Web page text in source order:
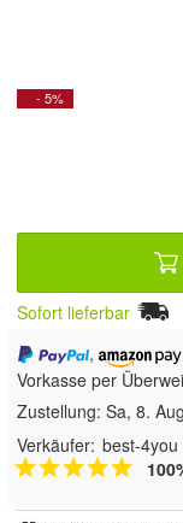
- 5%
Sofort lieferbar
,
Vorkasse per
Zustellung: Sa, 8.
Verkäufer: best-4you